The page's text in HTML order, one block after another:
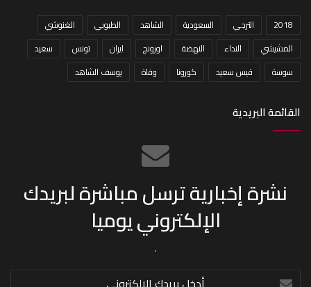
2018 الترجي السعودية الشاهد الطبوبي
الغنوشي
المشيشي
النداء النهضة اورونج ايران تونس
سعيد
سوسة
قيس سعيد كورونا وفاة يوسف الشاهد
القائمة البريدية
نشرة إخبارية ترسل مباشرة لبريدك
الإلكتروني يوميا
.
أدخل